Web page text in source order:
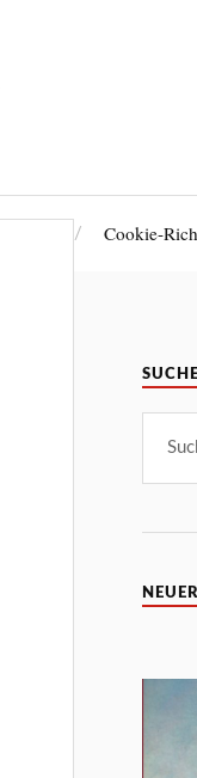
Cookie-